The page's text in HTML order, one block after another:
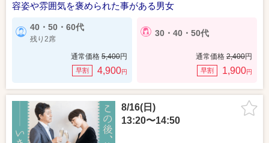
容姿や雰囲気を褒められた事がある男女
40・50・60代
残り2席
通常価格 5,400円
早割 4,900円
30・40・50代
通常価格 2,400円
早割 1,900円
8/16(日)
13:20〜14:50